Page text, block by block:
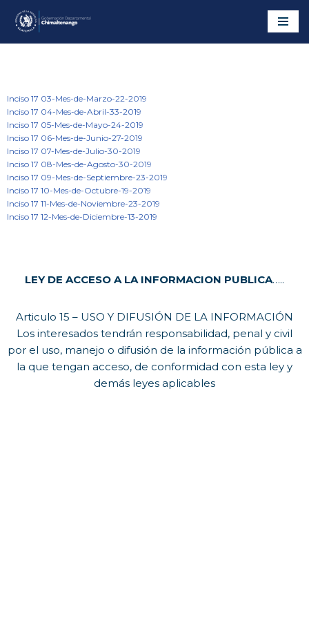
Saltar
Inciso 17 03-Mes-de-Marzo-22-2019
Inciso 17 04-Mes-de-Abril-33-2019
Inciso 17 05-Mes-de-Mayo-24-2019
Inciso 17 06-Mes-de-Junio-27-2019
Inciso 17 07-Mes-de-Julio-30-2019
Inciso 17 08-Mes-de-Agosto-30-2019
Inciso 17 09-Mes-de-Septiembre-23-2019
Inciso 17 10-Mes-de-Octubre-19-2019
Inciso 17 11-Mes-de-Noviembre-23-2019
Inciso 17 12-Mes-de-Diciembre-13-2019
LEY DE ACCESO A LA INFORMACION PUBLICA…..
Articulo 15 – USO Y DIFUSIÓN DE LA INFORMACIÓN
Los interesados tendrán responsabilidad, penal y civil
por el uso, manejo o difusión de la información pública a
la que tengan acceso, de conformidad con esta ley y
demás leyes aplicables